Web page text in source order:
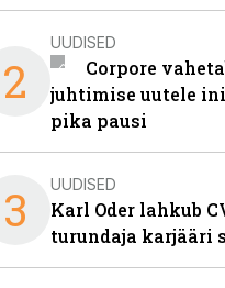
2
UUDISED
Corpore
juhtimise uutele
pika pausi
3 UUDISED
Karl Oder lahkub
turundaja karjääri